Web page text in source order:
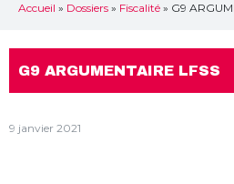
Accueil » Dossiers » Fiscalité » G9
G9 ARGUMENTAIRE LFSS
9 janvier 2021